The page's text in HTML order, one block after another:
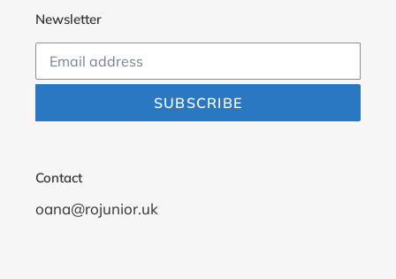
Newsletter
SUBSCRIBE
Contact
oana@rojunior.uk